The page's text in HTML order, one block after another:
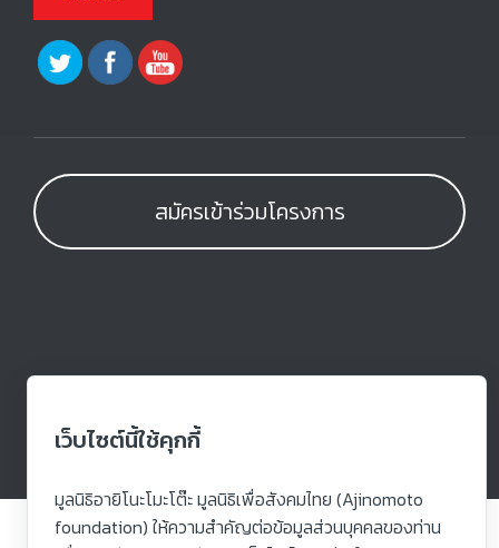
เว็บไซต์นี้ใช้คุกกี้
มูลนิธิอายิโนะโมะโต๊ะ มูลนิธิเพื่อสังคมไทย (Ajinomoto
foundation) ให้ความสำคัญต่อข้อมูลส่วนบุคคลของท่าน
สมัครเข้าร่วมโครงการ
Terms of Use | Privacy Notice | Cookies Notice